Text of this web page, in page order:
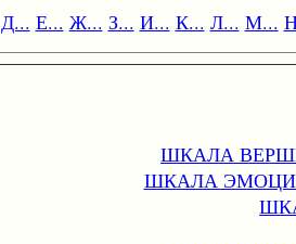
Д... Е... Ж... З... И... К... Л... М...
ШКАЛА
ШКАЛА